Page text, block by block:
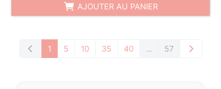
AJOUTER AU PANIER
1 5 10 35 40 ... 57